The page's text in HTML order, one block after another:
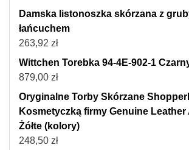
Damska listonoszka skórzana z
łańcuchem
263,92 zł
Wittchen Torebka 94-4E-902-1
879,00 zł
Oryginalne Torby Skórzane
Kosmetyczką firmy Genuine Leather
Żółte (kolory)
248,50 zł